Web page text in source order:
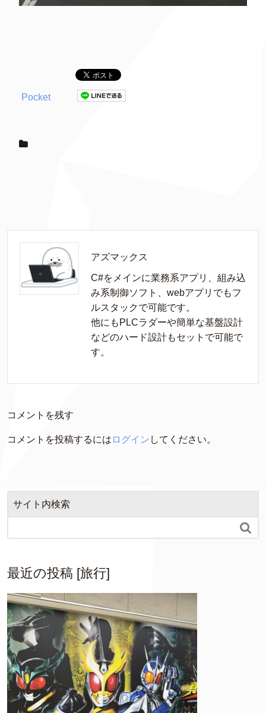
Pocket
アズマックス
C#をメインに業務系アプリ、組み込
み系制御ソフト、webアプリでもフ
ルスタックで可能です。
他にもPLCラダーや簡単な基盤設計
などのハード設計もセットで可能で
す。
コメントを残す
コメントを投稿するには ログイン してください。
サイト内検索

最近の投稿 [旅行]